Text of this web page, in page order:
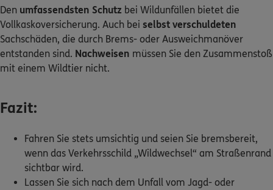
Den umfassendsten Schutz bei Wildunfällen bietet die
Vollkaskoversicherung. Auch bei selbst verschuldeten
Sachschäden, die durch Brems- oder Ausweichmanöver
entstanden sind. Nachweisen müssen Sie den Zusammenstoß
mit einem Wildtier nicht.
Fazit:
Fahren Sie stets umsichtig und seien Sie bremsbereit,
wenn das Verkehrsschild „Wildwechsel“ am Straßenrand
sichtbar wird.
Lassen Sie sich nach dem Unfall vom Jagd- oder